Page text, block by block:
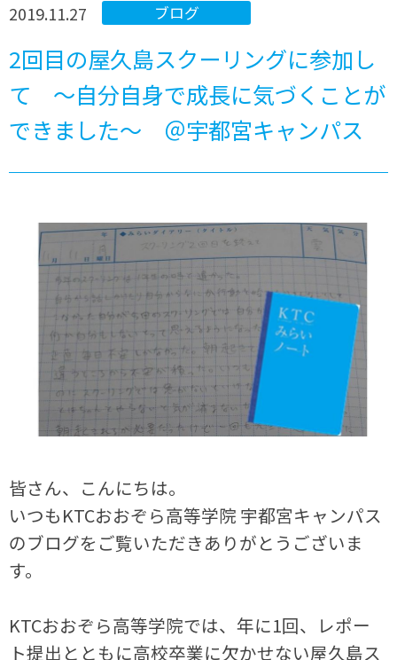
ブログ
2019.11.27
2回目の屋久島スクーリングに参加し
て ～自分自身で成長に気づくことが
できました～ ＠宇都宮キャンパス
皆さん、こんにちは。
いつもKTCおおぞら高等学院 宇都宮キャンパス
のブログをご覧いただきありがとうございま
す。
KTCおおぞら高等学院では、年に1回、レポー
ト提出とともに高校卒業に欠かせない屋久島ス